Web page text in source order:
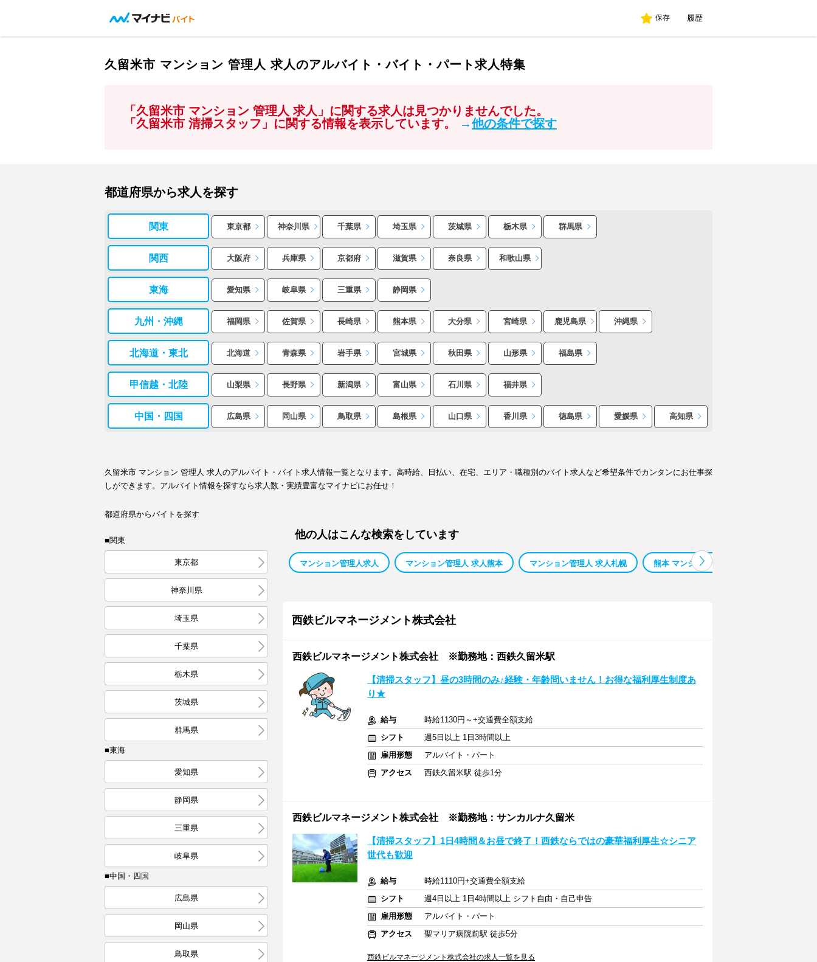
保存 履歴
久留米市 マンション 管理人 求人のアルバイト・バイト・パート求人特集
「久留米市 マンション 管理人 求人」に関する求人は見つかりませんでした。
「久留米市 清掃スタッフ」に関する情報を表示しています。
→他の条件で探す
都道府県から求人を探す
関東 東京都 神奈川県 千葉県 埼玉県 茨城県 栃木県 群馬県
関西 大阪府 兵庫県 京都府 滋賀県 奈良県 和歌山県
東海 愛知県 岐阜県 三重県 静岡県
九州・沖縄 福岡県 佐賀県 長崎県 熊本県 大分県 宮崎県 鹿児島県 沖縄県
北海道・東北 北海道 青森県 岩手県 宮城県 秋田県 山形県 福島県
甲信越・北陸 山梨県 長野県 新潟県 富山県 石川県 福井県
中国・四国 広島県 岡山県 鳥取県 島根県 山口県 香川県 徳島県 愛媛県 高知県
久留米市 マンション 管理人 求人のアルバイト・バイト求人情報一覧となります。高時給、日払い、在宅、エリア・職種別のバイト求人など希望条件でカンタンにお仕事探
しができます。アルバイト情報を探すなら求人数・実績豊富なマイナビにお任せ！
都道府県からバイトを探す
■関東
東京都
神奈川県
埼玉県
千葉県
栃木県
茨城県
群馬県
■東海
愛知県
静岡県
三重県
岐阜県
■中国・四国
広島県
岡山県
鳥取県
他の人はこんな検索をしています
マンション管理人求人 マンション管理人 求人熊本 マンション管理人 求人札幌 熊本 マンション管理人 求人
西鉄ビルマネージメント株式会社
西鉄ビルマネージメント株式会社 ※勤務地：西鉄久留米駅
【清掃スタッフ】昼の3時間のみ♪経験・年齢問いません！お得な福利厚生制度あ
り★
給与
時給1130円～+交通費全額支給
シフト
週5日以上 1日3時間以上
雇用形態
アルバイト・パート
アクセス
西鉄久留米駅 徒歩1分
西鉄ビルマネージメント株式会社 ※勤務地：サンカルナ久留米
【清掃スタッフ】1日4時間＆お昼で終了！西鉄ならではの豪華福利厚生☆シニア
世代も歓迎
給与
時給1110円+交通費全額支給
シフト
週4日以上 1日4時間以上 シフト自由・自己申告
雇用形態
アルバイト・パート
アクセス
聖マリア病院前駅 徒歩5分
西鉄ビルマネージメント株式会社の求人一覧を見る